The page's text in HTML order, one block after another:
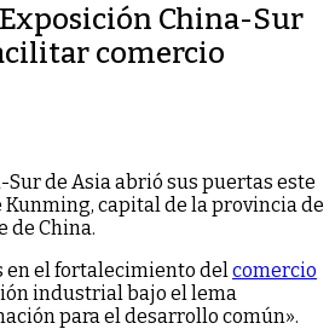
China-Sur
comercio
Sur de Asia abrió sus puertas este
Kunming, capital de la provincia de
de China.
en el fortalecimiento delcomercio
industrial bajo el lema
para el desarrollo común».